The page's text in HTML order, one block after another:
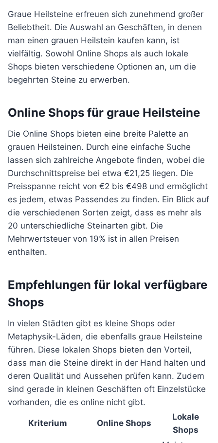
Graue Heilsteine erfreuen sich zunehmend großer
Beliebtheit. Die Auswahl an Geschäften, in denen
man einen grauen Heilstein kaufen kann, ist
vielfältig. Sowohl Online Shops als auch lokale
Shops bieten verschiedene Optionen an, um die
begehrten Steine zu erwerben.
Online Shops für graue Heilsteine
Die Online Shops bieten eine breite Palette an
grauen Heilsteinen. Durch eine einfache Suche
lassen sich zahlreiche Angebote finden, wobei die
Durchschnittspreise bei etwa €21,25 liegen. Die
Preisspanne reicht von €2 bis €498 und ermöglicht
es jedem, etwas Passendes zu finden. Ein Blick auf
die verschiedenen Sorten zeigt, dass es mehr als
20 unterschiedliche Steinarten gibt. Die
Mehrwertsteuer von 19% ist in allen Preisen
enthalten.
Empfehlungen für lokal verfügbare
Shops
In vielen Städten gibt es kleine Shops oder
Metaphysik-Läden, die ebenfalls graue Heilsteine
führen. Diese lokalen Shops bieten den Vorteil,
dass man die Steine direkt in der Hand halten und
deren Qualität und Aussehen prüfen kann. Zudem
sind gerade in kleinen Geschäften oft Einzelstücke
vorhanden, die es online nicht gibt.
Kriterium Online Shops
Lokale
Shops